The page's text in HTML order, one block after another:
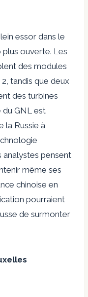
essor dans le
ouverte. Les
des modules
tandis que deux
des turbines
du GNL est
la Russie à
analystes pensent
même ses
chinoise en
pourraient
de surmonter